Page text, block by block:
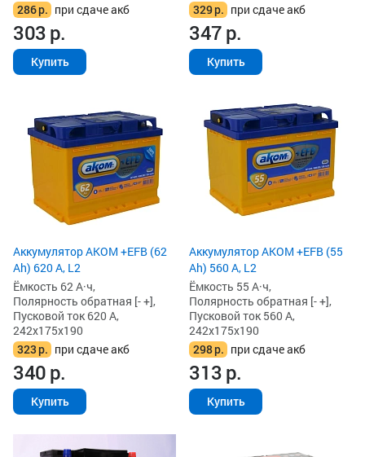
286р. при сдаче акб
303р.
Купить
329р. при сдаче акб
347р.
Купить
Аккумулятор AKOM +EFB (62
Ah) 620 А, L2
Ёмкость 62 А·ч,
Полярность обратная [- +],
Пусковой ток 620 А,
242x175x190
323р. при сдаче акб
340р.
Купить
Аккумулятор AKOM +EFB (55
Ah) 560 А, L2
Ёмкость 55 А·ч,
Полярность обратная [- +],
Пусковой ток 560 А,
242x175x190
298р. при сдаче акб
313р.
Купить